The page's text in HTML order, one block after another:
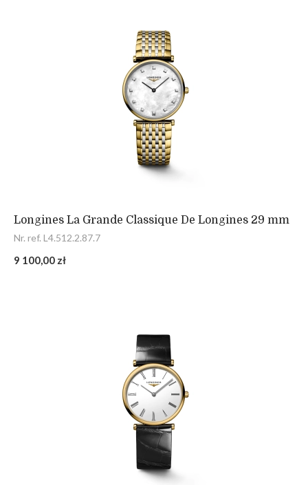
Longines La Grande Classique De Longines 29 mm
Nr. ref. L4.512.2.87.7
9 100,00 zł